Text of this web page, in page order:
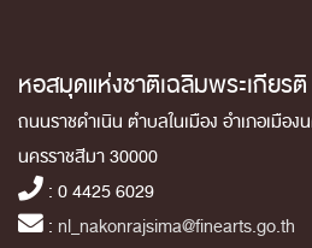
หอสมุดแห่งชาติเฉลิมพระเกียร
ถนนราชดำเนิน ตำบลในเมือง อำเภอเมือ
นครราชสีมา 30000
: 0 4425 6029
: nl_nakonrajsima@finearts.go.th